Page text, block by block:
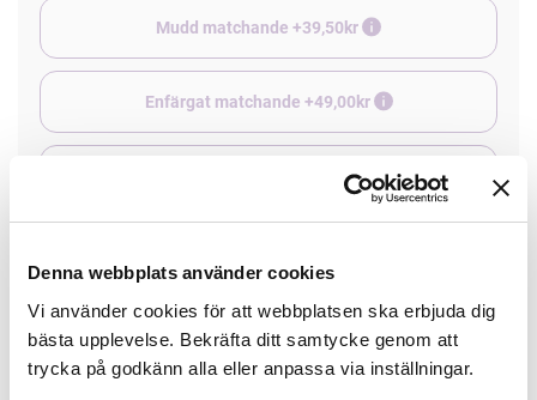
Denna webbplats använder cookies
Vi använder cookies för att webbplatsen ska erbjuda dig
bästa upplevelse. Bekräfta ditt samtycke genom att
trycka på godkänn alla eller anpassa via inställningar.
Mudd matchande +39,50kr
Enfärgat matchande +49,00kr
Färdigvikt kantband, match +59,00kr
Finns i lager
Minsta beställning: 0.5 m
Artikelnr: MO-127